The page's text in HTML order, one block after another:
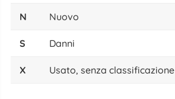
N Nuovo
S Danni
X Usato, senza classificazione